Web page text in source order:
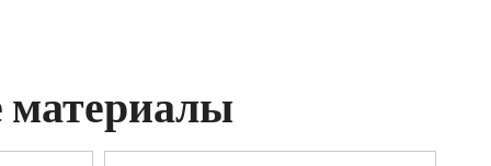
материалы